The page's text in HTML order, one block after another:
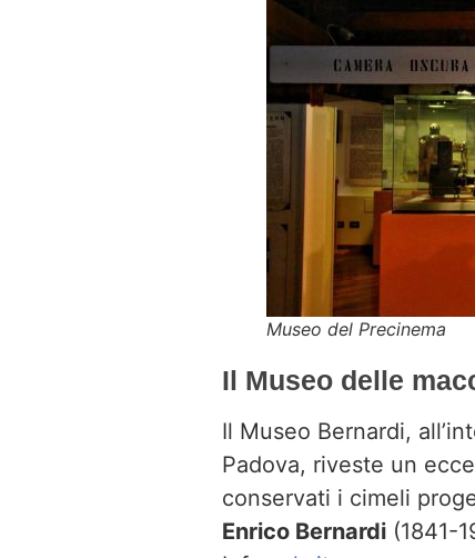
Museo del Precinema
Il Museo delle
Il Museo Bernardi,
Padova, riveste un
conservati i cimeli
Enrico Bernardi (1841-